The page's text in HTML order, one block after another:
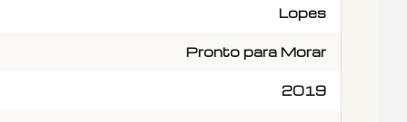
Lopes
Pronto para Morar
2019